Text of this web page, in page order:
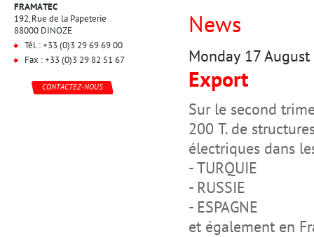
FRAMATEC
192, Rue de la Papeterie
88000 DINOZE
Tél. : +33 (0)3 29 69 69 00
Fax : +33 (0)3 29 82 51 67
CONTACTEZ-NOUS
News
Monday 17
Export
Sur le second
200 T. de
électriques dans
- TURQUIE
- RUSSIE
- ESPAGNE
et également en